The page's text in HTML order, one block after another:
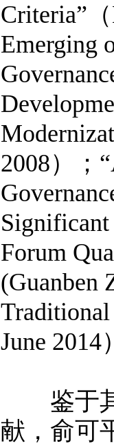
Criteria”
Emerging
2008）；
Significant
Forum
(Guanben
Traditional
June 2014
鉴于其
献，俞可